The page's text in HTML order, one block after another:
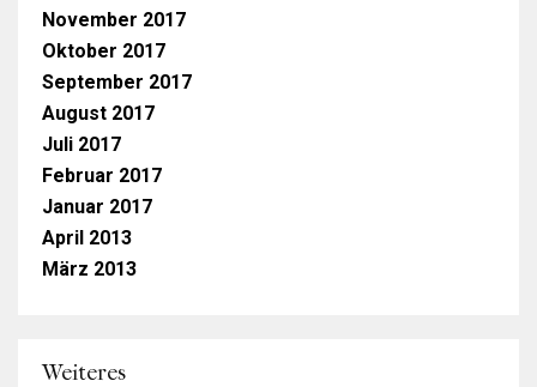
November 2017
Oktober 2017
September 2017
August 2017
Juli 2017
Februar 2017
Januar 2017
April 2013
März 2013
Weiteres